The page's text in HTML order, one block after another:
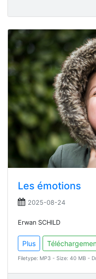
Les émotions
2025-08-24
Erwan SCHILD
Plus
Filetype: MP3 - Size: 40 MB -